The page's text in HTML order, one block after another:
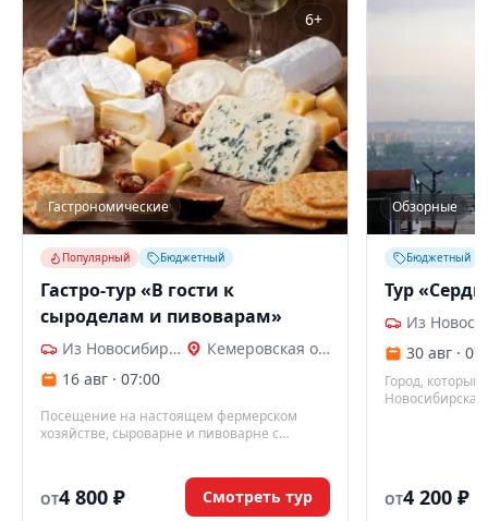
6+
Гастрономические
Популярный Бюджетный
Гастро-тур «В гости к
сыроделам и пивоварам»
Из Новосибирска
Кемеровская область
16 авг · 07:00
Посещение на настоящем фермерском
хозяйстве, сыроварне и пивоварне с
ОТ4 800 ₽ Смотреть тур
Обзорные
Бюджетный
Тур
30 авг ·
Город,
Новосибирска
ОТ4 200 ₽